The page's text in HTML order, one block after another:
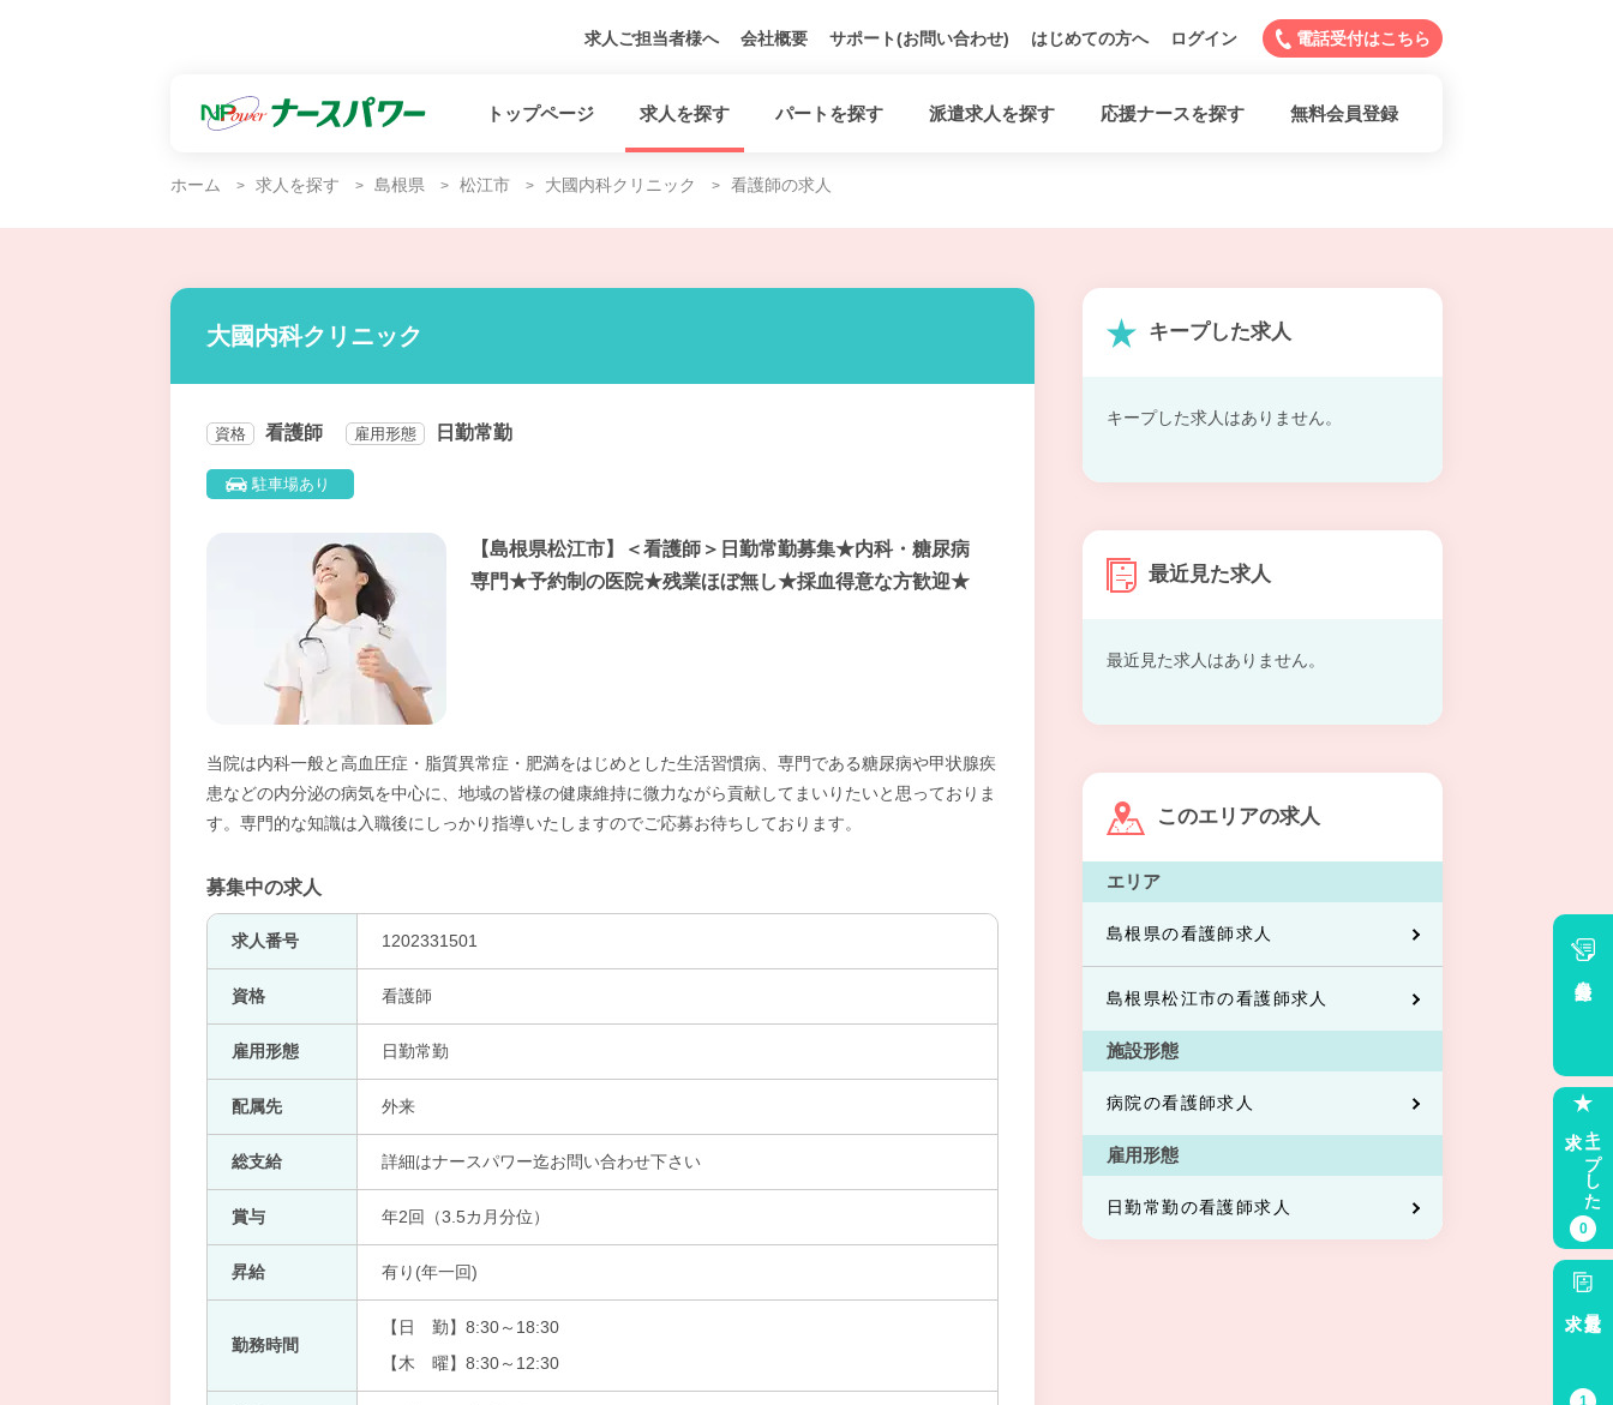
求人ご担当者様へ 会社概要 サポート(お問い合わせ) はじめての方へ ログイン 電話受付はこちら
トップページ 求人を探す パートを探す 派遣求人を探す 応援ナースを探す 無料会員登録
ホーム 求人を探す 島根県 松江市 大國内科クリニック 看護師の求人
大國内科クリニック
資格 看護師 雇用形態 日勤常勤
駐車場あり
【島根県松江市】＜看護師＞日勤常勤募集★内科・糖尿病
専門★予約制の医院★残業ほぼ無し★採血得意な方歓迎★
当院は内科一般と高血圧症・脂質異常症・肥満をはじめとした生活習慣病、専門である糖尿病や甲状腺疾
患などの内分泌の病気を中心に、地域の皆様の健康維持に微力ながら貢献してまいりたいと思っておりま
す。専門的な知識は入職後にしっかり指導いたしますのでご応募お待ちしております。
募集中の求人
求人番号 1202331501
資格 看護師
雇用形態 日勤常勤
配属先 外来
総支給 詳細はナースパワー迄お問い合わせ下さい
賞与 年2回（3.5カ月分位）
昇給 有り(年一回)
勤務時間
【日 勤】8:30～18:30
【木 曜】8:30～12:30
キープした求人
キープした求人はありません。
最近見た求人
最近見た求人はありません。
このエリアの求人
エリア
島根県の看護師求人
島根県松江市の看護師求人
施設形態
病院の看護師求人
雇用形態
日勤常勤の看護師求人
キープした
0
最近見た
1